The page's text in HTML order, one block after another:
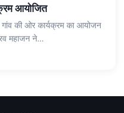
आयोजित
की ओर कार्यक्रम का आयोजन
महाजन ने…